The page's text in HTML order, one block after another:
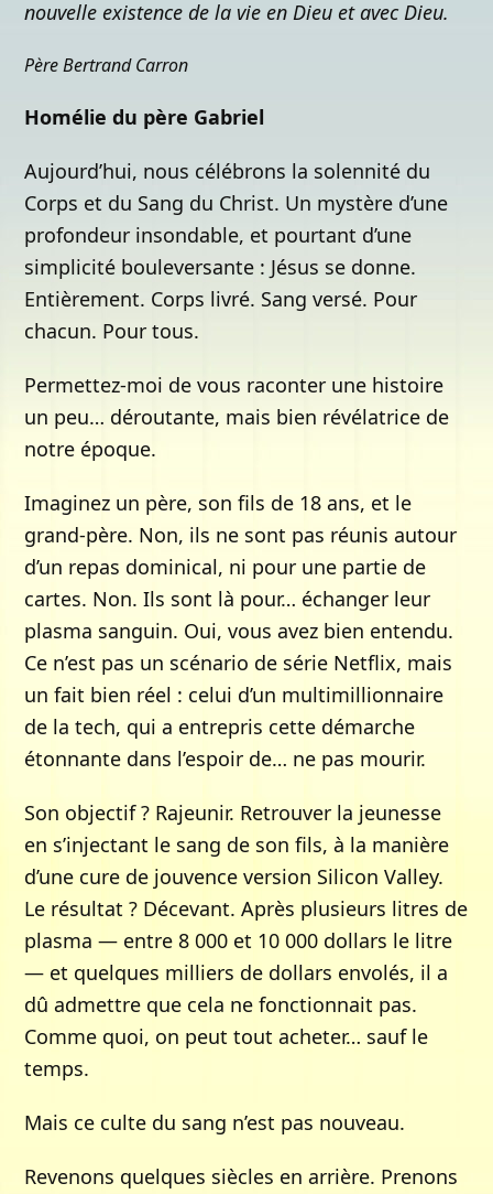
nouvelle existence de la vie en Dieu et avec Dieu.
Père Bertrand Carron
Homélie du père Gabriel
Aujourd’hui, nous célébrons la solennité du
Corps et du Sang du Christ. Un mystère d’une
profondeur insondable, et pourtant d’une
simplicité bouleversante : Jésus se donne.
Entièrement. Corps livré. Sang versé. Pour
chacun. Pour tous.
Permettez-moi de vous raconter une histoire
un peu… déroutante, mais bien révélatrice de
notre époque.
Imaginez un père, son fils de 18 ans, et le
grand-père. Non, ils ne sont pas réunis autour
d’un repas dominical, ni pour une partie de
cartes. Non. Ils sont là pour… échanger leur
plasma sanguin. Oui, vous avez bien entendu.
Ce n’est pas un scénario de série Netflix, mais
un fait bien réel : celui d’un multimillionnaire
de la tech, qui a entrepris cette démarche
étonnante dans l’espoir de… ne pas mourir.
Son objectif ? Rajeunir. Retrouver la jeunesse
en s’injectant le sang de son fils, à la manière
d’une cure de jouvence version Silicon Valley.
Le résultat ? Décevant. Après plusieurs litres de
plasma — entre 8 000 et 10 000 dollars le litre
— et quelques milliers de dollars envolés, il a
dû admettre que cela ne fonctionnait pas.
Comme quoi, on peut tout acheter… sauf le
temps.
Mais ce culte du sang n’est pas nouveau.
Revenons quelques siècles en arrière. Prenons